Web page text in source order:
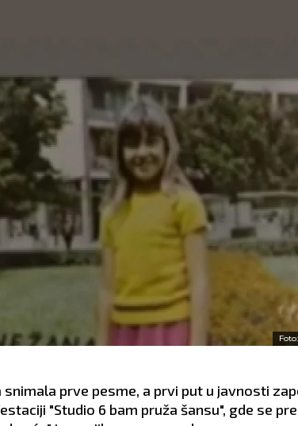
snimala prve pesme, a prvi put u javnosti
"Studio 6 bam pruža šansu", gde se